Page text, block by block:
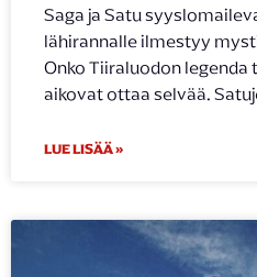
Saga ja Satu
lähirannalle ilmestyy
Onko Tiiraluodon legenda
aikovat ottaa selvää.
LUE LISÄÄ »